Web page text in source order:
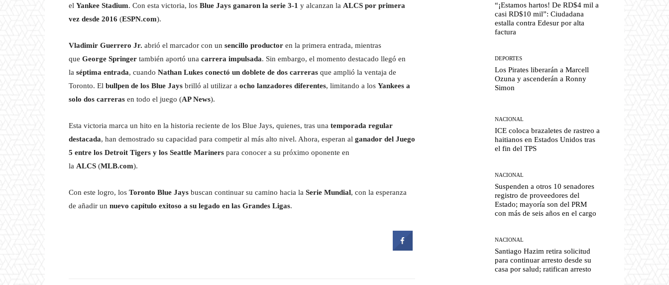
el Yankee Stadium. Con esta victoria, los Blue Jays ganaron la serie 3-1 y alcanzan la ALCS por primera
vez desde 2016 (ESPN.com).
Vladimir Guerrero Jr. abrió el marcador con un sencillo productor en la primera entrada, mientras
que George Springer también aportó una carrera impulsada. Sin embargo, el momento destacado llegó en
la séptima entrada, cuando Nathan Lukes conectó un doblete de dos carreras que amplió la ventaja de
Toronto. El bullpen de los Blue Jays brilló al utilizar a ocho lanzadores diferentes, limitando a los Yankees a
solo dos carreras en todo el juego (AP News).
Esta victoria marca un hito en la historia reciente de los Blue Jays, quienes, tras una temporada regular
destacada, han demostrado su capacidad para competir al más alto nivel. Ahora, esperan al ganador del Juego
5 entre los Detroit Tigers y los Seattle Mariners para conocer a su próximo oponente en
la ALCS (MLB.com).
Con este logro, los Toronto Blue Jays buscan continuar su camino hacia la Serie Mundial, con la esperanza
de añadir un nuevo capítulo exitoso a su legado en las Grandes Ligas.
“¡Estamos hartos! De RD$4 mil a
casi RD$10 mil”: Ciudadana
estalla contra Edesur por alta
factura
DEPORTES
Los Pirates liberarán a Marcell
Ozuna y ascenderán a Ronny
Simon
NACIONAL
ICE coloca brazaletes de rastreo a
haitianos en Estados Unidos tras
el fin del TPS
NACIONAL
Suspenden a otros 10 senadores
registro de proveedores del
Estado; mayoría son del PRM
con más de seis años en el cargo
NACIONAL
Santiago Hazim retira solicitud
para continuar arresto desde su
casa por salud; ratifican arresto